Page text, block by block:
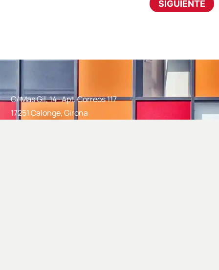
SIGUIENTE
C/ Mas Gil, 14 · Apt. Correos 117
17251 Calonge, Girona